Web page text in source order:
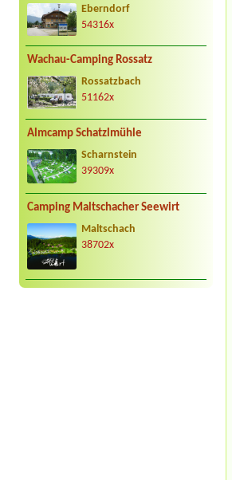
Eberndorf
54316x
Wachau-Camping Rossatz
Rossatzbach
51162x
Almcamp Schatzlmühle
Scharnstein
39309x
Camping Maltschacher Seewirt
Maltschach
38702x